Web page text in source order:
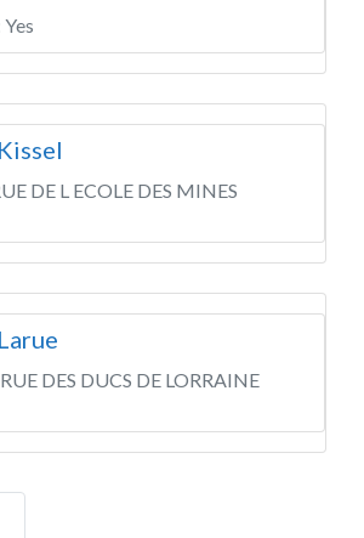
Yes
DE L ECOLE DES MINES
DES DUCS DE LORRAINE